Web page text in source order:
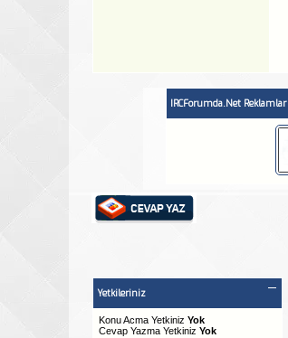
IRCForumda.Net Reklamlar
Yetkileriniz
Konu Acma Yetkiniz Yok
Cevap Yazma Yetkiniz Yok